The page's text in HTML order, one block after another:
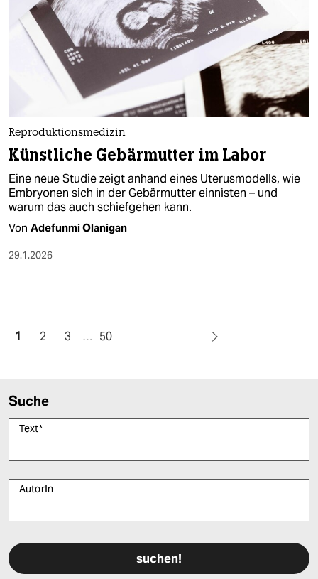
Reproduktionsmedizin
Künstliche Gebärmutter im Labor
Eine neue Studie zeigt anhand eines Uterusmodells, wie
Embryonen sich in der Gebärmutter einnisten – und
warum das auch schiefgehen kann.
Von Adefunmi Olanigan
29.1.2026
1 2 3 … 50
Suche
Text*
AutorIn